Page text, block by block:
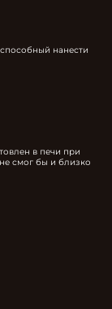
нанести
в печи при
смог бы и близко